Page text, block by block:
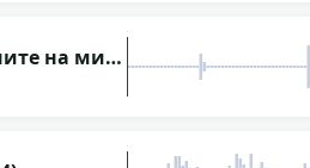
на миш